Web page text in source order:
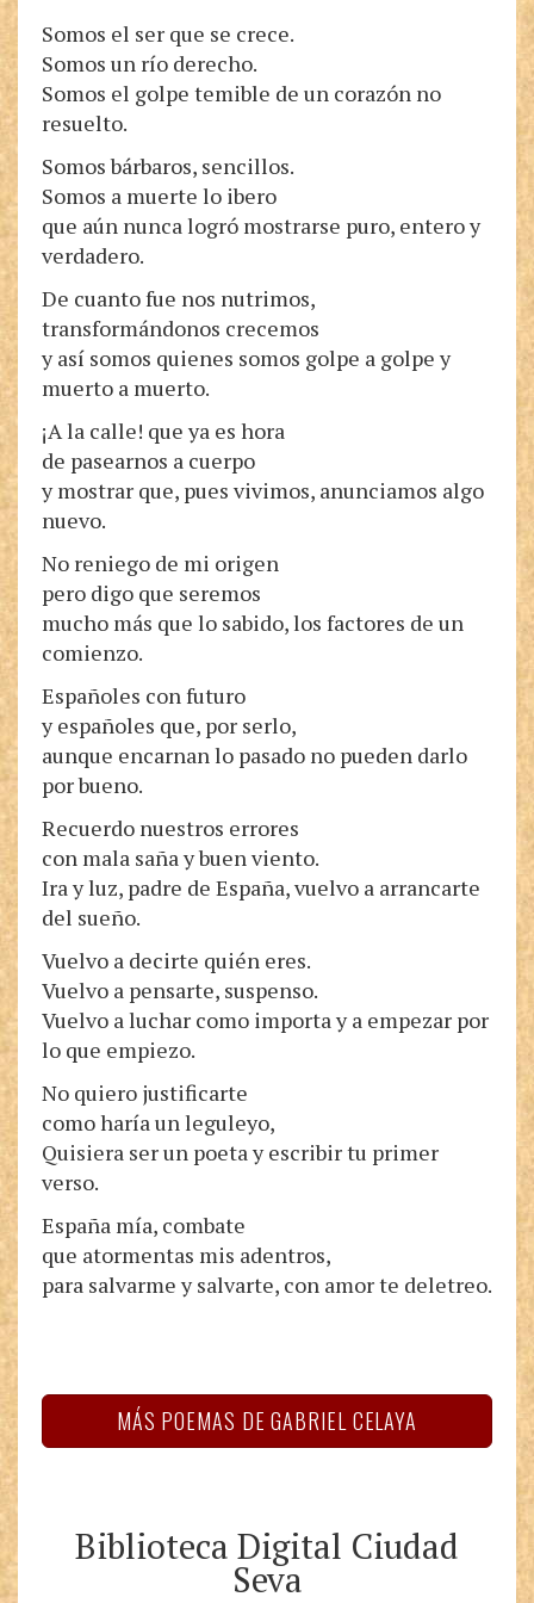
Somos el ser que se crece.
Somos un río derecho.
Somos el golpe temible de un corazón no
resuelto.
Somos bárbaros, sencillos.
Somos a muerte lo ibero
que aún nunca logró mostrarse puro, entero y
verdadero.
De cuanto fue nos nutrimos,
transformándonos crecemos
y así somos quienes somos golpe a golpe y
muerto a muerto.
¡A la calle! que ya es hora
de pasearnos a cuerpo
y mostrar que, pues vivimos, anunciamos algo
nuevo.
No reniego de mi origen
pero digo que seremos
mucho más que lo sabido, los factores de un
comienzo.
Españoles con futuro
y españoles que, por serlo,
aunque encarnan lo pasado no pueden darlo
por bueno.
Recuerdo nuestros errores
con mala saña y buen viento.
Ira y luz, padre de España, vuelvo a arrancarte
del sueño.
Vuelvo a decirte quién eres.
Vuelvo a pensarte, suspenso.
Vuelvo a luchar como importa y a empezar por
lo que empiezo.
No quiero justificarte
como haría un leguleyo,
Quisiera ser un poeta y escribir tu primer
verso.
España mía, combate
que atormentas mis adentros,
para salvarme y salvarte, con amor te deletreo.
MÁS POEMAS DE GABRIEL CELAYA
Biblioteca Digital Ciudad
Seva